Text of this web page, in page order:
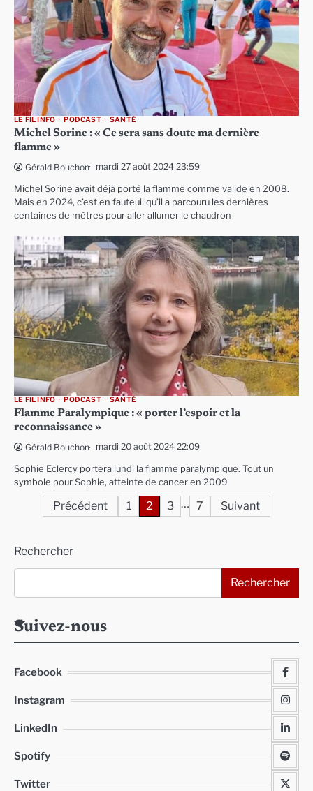
LE FIL INFO PODCAST SANTÉ
Michel Sorine : « Ce sera sans doute ma dernière
flamme »
Gérald Bouchon mardi 27 août 2024 23:59
Michel Sorine avait déjà porté la flamme comme valide en 2008.
Mais en 2024, c’est en fauteuil qu’il a parcouru les dernières
centaines de mètres pour aller allumer le chaudron
LE FIL INFO PODCAST SANTÉ
Flamme Paralympique : « porter l’espoir et la
reconnaissance »
Gérald Bouchon mardi 20 août 2024 22:09
Sophie Eclercy portera lundi la flamme paralympique. Tout un
symbole pour Sophie, atteinte de cancer en 2009
Pagination
publications
Précédent 1 2 3 … 7 Suivant
Rechercher
Rechercher
Suivez-nous
Facebook
Instagram
LinkedIn
Spotify
Twitter